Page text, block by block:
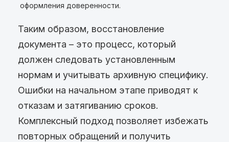
оформления доверенности.
Таким образом, восстановление
документа – это процесс, который
должен следовать установленным
нормам и учитывать архивную специфику.
Ошибки на начальном этапе приводят к
отказам и затягиванию сроков.
Комплексный подход позволяет избежать
повторных обращений и получить